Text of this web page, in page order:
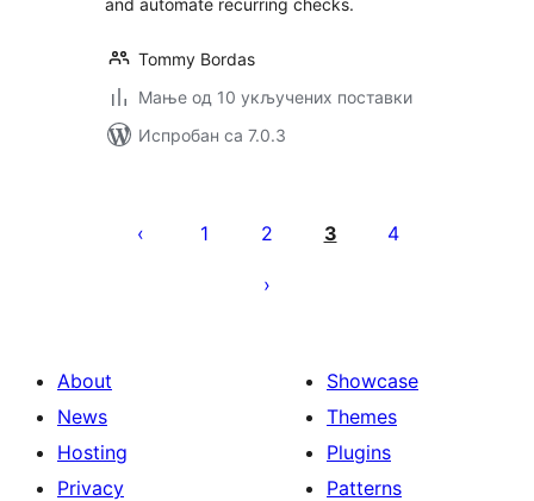
and automate recurring checks.
Tommy Bordas
Мање од 10 укључених поставки
Испробан са 7.0.3
чланака
1 2 3 4
About
News
Hosting
Privacy
Showcase
Themes
Plugins
Patterns